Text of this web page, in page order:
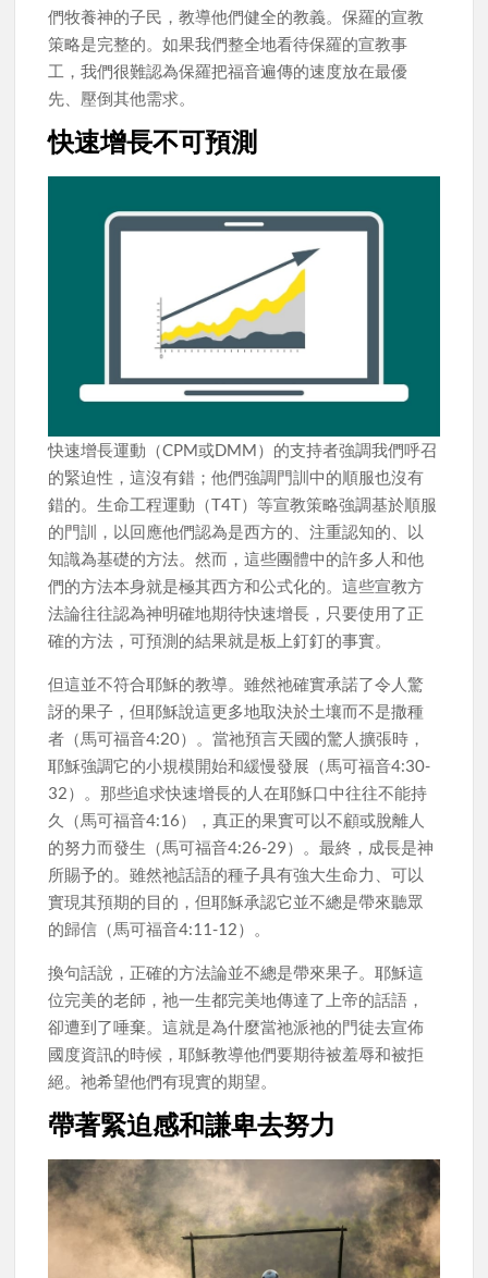
們牧養神的子民，教導他們健全的教義。保羅的宣教
策略是完整的。如果我們整全地看待保羅的宣教事
工，我們很難認為保羅把福音遍傳的速度放在最優
先、壓倒其他需求。
快速增長不可預測
快速增長運動（CPM或DMM）的支持者強調我們呼召
的緊迫性，這沒有錯；他們強調門訓中的順服也沒有
錯的。生命工程運動（T4T）等宣教策略強調基於順服
的門訓，以回應他們認為是西方的、注重認知的、以
知識為基礎的方法。然而，這些團體中的許多人和他
們的方法本身就是極其西方和公式化的。這些宣教方
法論往往認為神明確地期待快速增長，只要使用了正
確的方法，可預測的結果就是板上釘釘的事實。
但這並不符合耶穌的教導。雖然祂確實承諾了令人驚
訝的果子，但耶穌說這更多地取決於土壤而不是撒種
者（馬可福音4:20）。當祂預言天國的驚人擴張時，
耶穌強調它的小規模開始和緩慢發展（馬可福音4:30-
32）。那些追求快速增長的人在耶穌口中往往不能持
久（馬可福音4:16），真正的果實可以不顧或脫離人
的努力而發生（馬可福音4:26-29）。最終，成長是神
所賜予的。雖然祂話語的種子具有強大生命力、可以
實現其預期的目的，但耶穌承認它並不總是帶來聽眾
的歸信（馬可福音4:11-12）。
換句話說，正確的方法論並不總是帶來果子。耶穌這
位完美的老師，祂一生都完美地傳達了上帝的話語，
卻遭到了唾棄。這就是為什麼當祂派祂的門徒去宣佈
國度資訊的時候，耶穌教導他們要期待被羞辱和被拒
絕。祂希望他們有現實的期望。
帶著緊迫感和謙卑去努力